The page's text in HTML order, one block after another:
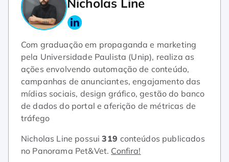
Com graduação em propaganda e marketing
pela Universidade Paulista (Unip), realiza as
ações envolvendo automação de conteúdo,
campanhas de anunciantes, engajamento das
mídias sociais, design gráfico, gestão do banco
de dados do portal e aferição de métricas de
tráfego
Nicholas Line possui319 conteúdos publicados
no Panorama Pet&Vet. Confira!